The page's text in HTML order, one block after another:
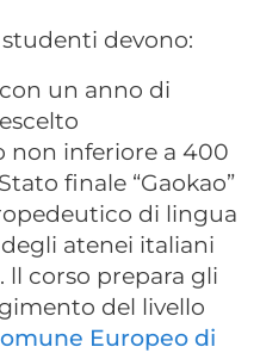
devono:
un anno di
non inferiore a 400
finale “Gaokao”
di lingua
atenei italiani
corso prepara gli
del livello
Europeo di